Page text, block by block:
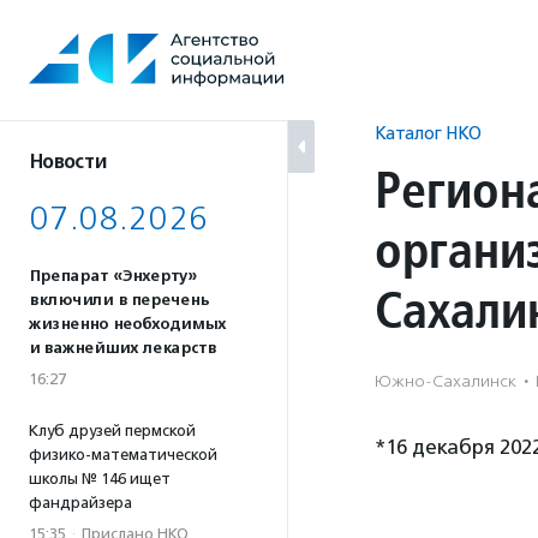
содержанию
Новости
07.08.2026
Препарат «Энхерту»
включили в перечень
жизненно необходимых
и важнейших лекарств
16:27
Клуб друзей пермской
физико-математической
школы № 146 ищет
фандрайзера
15:35 · Прислано НКО
Каталог НКО
Южно-Сахалинск ·
*16 декабря